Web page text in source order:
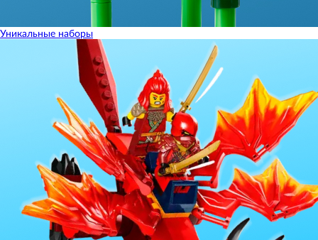
Уникальные наборы